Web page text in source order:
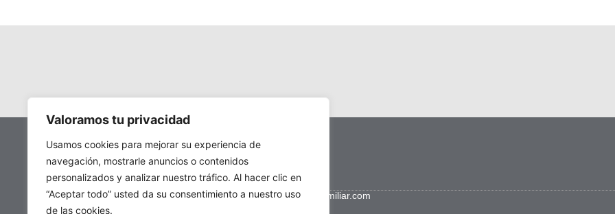
Valoramos tu privacidad
Usamos cookies para mejorar su experiencia de
navegación, mostrarle anuncios o contenidos
personalizados y analizar nuestro tráfico. Al hacer clic en
“Aceptar todo” usted da su consentimiento a nuestro uso
de las cookies.
Aviso legal Política de privacidad
© 2025 Todos los derechos reservados. Acompanyamentfamiliar.com